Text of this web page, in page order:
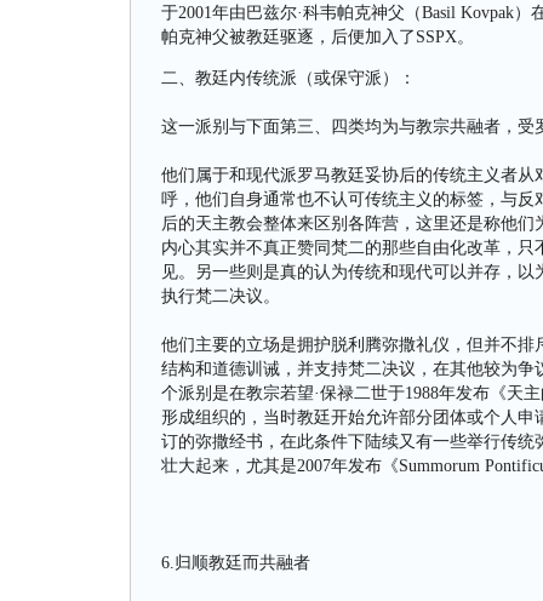
于2001年由巴兹尔·科韦帕克神父（Basil Kovpak
帕克神父被教廷驱逐，后便加入了SSPX。
二、教廷内传统派（或保守派）：
这一派别与下面第三、四类均为与教宗共融者，受
他们属于和现代派罗马教廷妥协后的传统主义者
呼，他们自身通常也不认可传统主义的标签，与
后的天主教会整体来区别各阵营，这里还是称他
内心其实并不真正赞同梵二的那些自由化改革，
见。另一些则是真的认为传统和现代可以并存，
执行梵二决议。
他们主要的立场是拥护脱利腾弥撒礼仪，但并不
结构和道德训诫，并支持梵二决议，在其他较为
个派别是在教宗若望·保禄二世于1988年发布《天
形成组织的，当时教廷开始允许部分团体或个人
订的弥撒经书，在此条件下陆续又有一些举行传
壮大起来，尤其是2007年发布《Summorum
6.归顺教廷而共融者